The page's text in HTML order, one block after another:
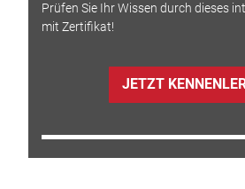
Prüfen Sie Ihr Wissen durch dieses
mit Zertifikat!
JETZT